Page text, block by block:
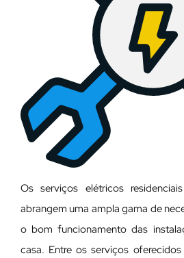
Os serviços elétricos
abrangem uma ampla gama de
o bom funcionamento das
casa. Entre os serviços